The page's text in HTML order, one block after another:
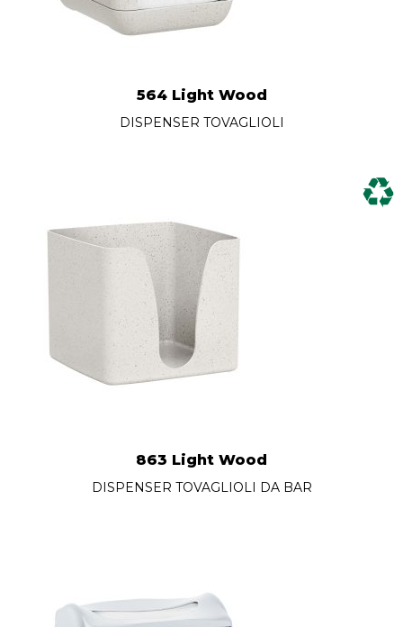
564 Light Wood
DISPENSER TOVAGLIOLI
863 Light Wood
DISPENSER TOVAGLIOLI DA BAR